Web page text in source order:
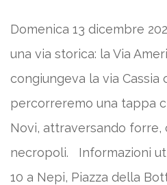
Domenica 13 dicembre
una via storica: la Via
congiungeva la via Cassia
percorreremo una tappa
Novi, attraversando forre,
necropoli. Informazioni
10 a Nepi, Piazza della